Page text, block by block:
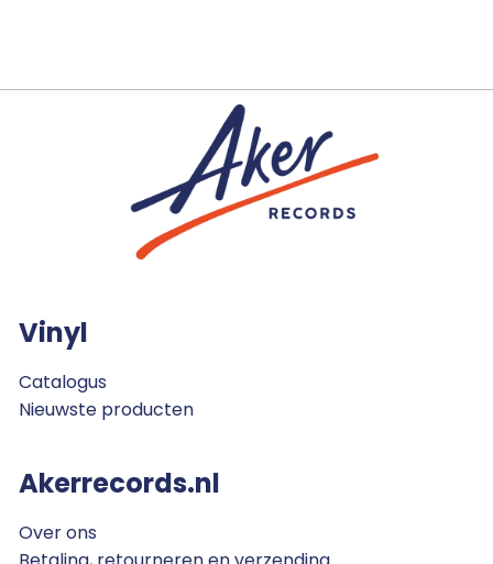
Vinyl
Catalogus
Nieuwste producten
Akerrecords.nl
Over ons